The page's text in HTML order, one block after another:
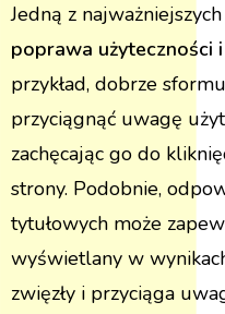
Jedną z
poprawa użyteczności
przykład, dobrze
przyciągnąć uwagę
zachęcając go do
strony. Podobnie,
tytułowych może
wyświetlany w
zwięzły i przyciąga